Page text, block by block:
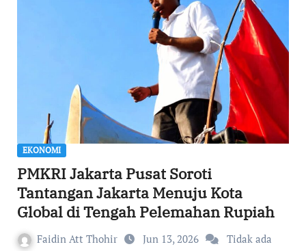
EKONOMI
PMKRI Jakarta Pusat Soroti
Tantangan Jakarta Menuju Kota
Global di Tengah Pelemahan Rupiah
Faidin Att Thohir Jun 13, 2026
Tidak ada